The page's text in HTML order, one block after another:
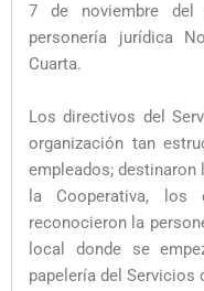
7 de noviembre
personería jurídica
Cuarta.
Los directivos del
organización tan
empleados; destinaron
la Cooperativa,
reconocieron la
local donde se
papelería del Servicios